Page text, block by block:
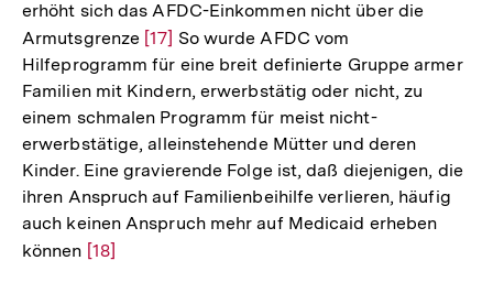
erhöht sich das AFDC-Einkommen nicht über die
Armutsgrenze Zur
Auflösung
der
Fußnote
[17] So wurde AFDC vom
Hilfeprogramm für eine breit definierte Gruppe armer
Familien mit Kindern, erwerbstätig oder nicht, zu
einem schmalen Programm für meist nicht-
erwerbstätige, alleinstehende Mütter und deren
Kinder. Eine gravierende Folge ist, daß diejenigen, die
ihren Anspruch auf Familienbeihilfe verlieren, häufig
auch keinen Anspruch mehr auf Medicaid erheben
können Zur
[18]